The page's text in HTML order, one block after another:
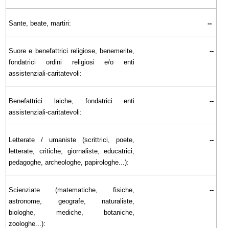
Sante, beate, martiri: --
Suore e benefattrici religiose, benemerite,
fondatrici ordini religiosi e/o enti
assistenziali-caritatevoli:
--
Benefattrici laiche, fondatrici enti
assistenziali-caritatevoli:
--
Letterate / umaniste (scrittrici, poete,
letterate, critiche, giornaliste, educatrici,
pedagoghe, archeologhe, papirologhe...):
--
Scienziate (matematiche, fisiche,
astronome, geografe, naturaliste,
biologhe, mediche, botaniche,
zoologhe...):
--